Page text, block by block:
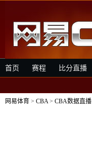
首页 赛程 比分直播
网易体育 > CBA> CBA数据直播